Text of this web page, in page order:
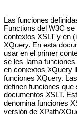
Las funciones
Functions del W3C
contextos XSLT y en
XQuery. En esta
usar en el primer
se les llama
en contextos XQuery
funciones XQuery.
definen funciones que
documentos XSLT.
denomina funciones
versión de XPath/